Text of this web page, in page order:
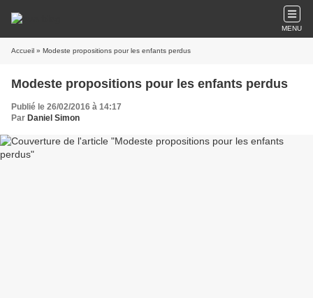
MENU
Accueil » Modeste propositions pour les enfants perdus
Modeste propositions pour les enfants perdus
Publié le 26/02/2016 à 14:17
Par Daniel Simon